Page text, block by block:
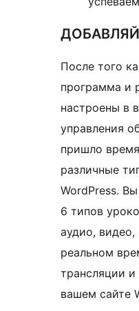
После того
программа и
настроены в
управления
пришло
различные
WordPress.
6 типов
аудио, видео,
реальном
трансляции
вашем сайте